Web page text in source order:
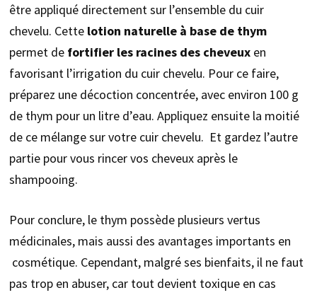
être appliqué directement sur l’ensemble du cuir
chevelu. Cettelotion naturelle à base de thym
permet defortifier les racines des cheveuxen
favorisant l’irrigation du cuir chevelu. Pour ce faire,
préparez une décoction concentrée, avec environ 100 g
de thym pour un litre d’eau. Appliquez ensuite la moitié
de ce mélange sur votre cuir chevelu. Et gardez l’autre
partie pour vous rincer vos cheveux après le
shampooing.
Pour conclure, le thym possède plusieurs vertus
médicinales, mais aussi des avantages importants en
cosmétique. Cependant, malgré ses bienfaits, il ne faut
pas trop en abuser, car tout devient toxique en cas